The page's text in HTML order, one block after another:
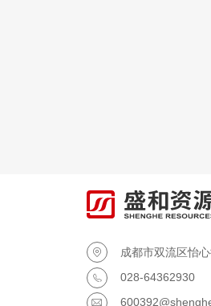
 成都市双流区怡
 028-64362930
